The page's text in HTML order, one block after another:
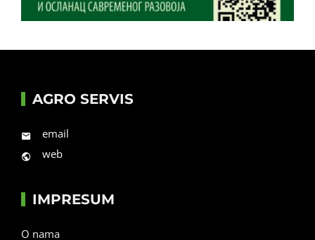
AGRO SERVIS
email
web
IMPRESUM
O nama